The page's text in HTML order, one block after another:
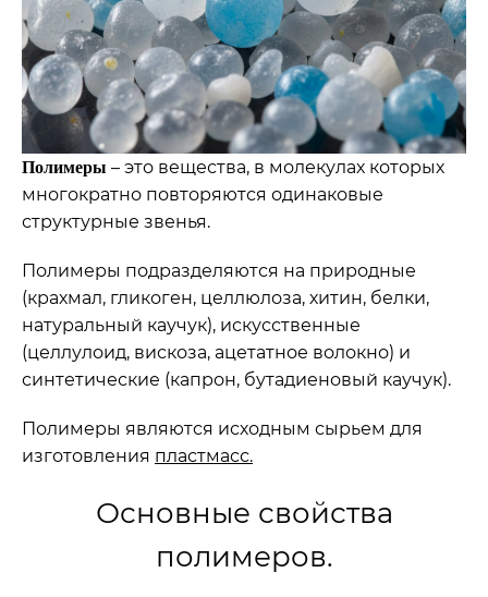
Полимеры – это вещества, в молекулах которых
многократно повторяются одинаковые
структурные звенья.
Полимеры подразделяются на природные
(крахмал, гликоген, целлюлоза, хитин, белки,
натуральный каучук), искусственные
(целлулоид, вискоза, ацетатное волокно) и
синтетические (капрон, бутадиеновый каучук).
Полимеры являются исходным сырьем для
изготовления пластмасс.
Основные свойства
полимеров.